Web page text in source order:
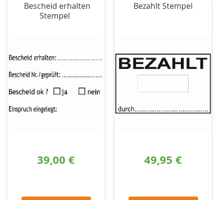
Bescheid erhalten
Stempel
39,00 €
Bezahlt Stempel
49,95 €